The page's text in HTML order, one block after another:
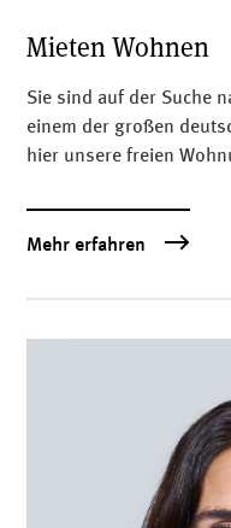
Mieten Wohnen
Sie sind auf der Suche
einem der großen
hier unsere freien
Mehr erfahren